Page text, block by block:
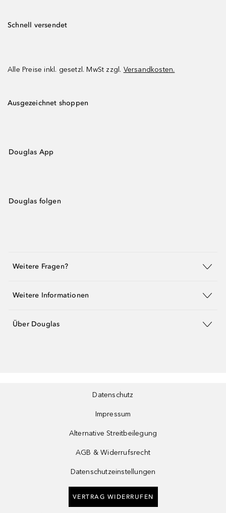
Schnell versendet
Alle Preise inkl. gesetzl. MwSt zzgl. Versandkosten.
Ausgezeichnet shoppen
Douglas App
Douglas folgen
Weitere Fragen?
Weitere Informationen
Über Douglas
Datenschutz
Impressum
Alternative Streitbeilegung
AGB & Widerrufsrecht
Datenschutzeinstellungen
VERTRAG WIDERRUFEN